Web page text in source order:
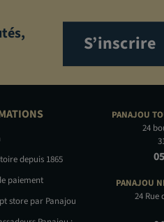
S’inscrire
depuis 1865
paiement
store par Panajou
PANAJOU
24
PANAJOU
24 Rue